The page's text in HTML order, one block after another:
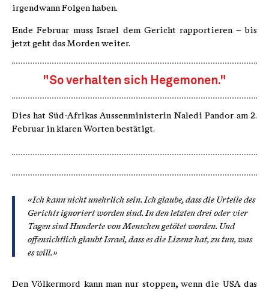
irgendwann Folgen haben.
Ende Februar muss Israel dem Gericht rapportieren – bis
jetzt geht das Morden weiter.
"So verhalten sich Hegemonen."
Dies hat Süd-Afrikas Aussenministerin Naledi Pandor am 2.
Februar in klaren Worten bestätigt.
«Ich kann nicht unehrlich sein. Ich glaube, dass die Urteile des
Gerichts ignoriert worden sind. In den letzten drei oder vier
Tagen sind Hunderte von Menschen getötet worden. Und
offensichtlich glaubt Israel, dass es die Lizenz hat, zu tun, was
es will.»
Den Völkermord kann man nur stoppen, wenn die USA das